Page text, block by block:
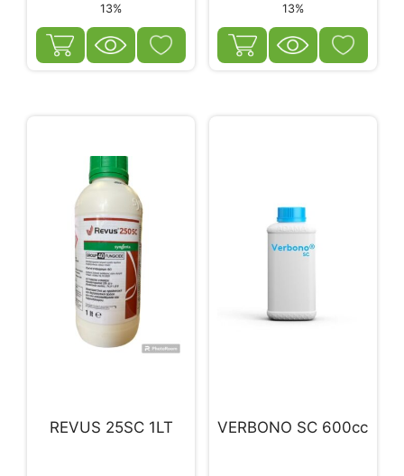
13%
13%
REVUS 25SC 1LT VERBONO SC 600cc